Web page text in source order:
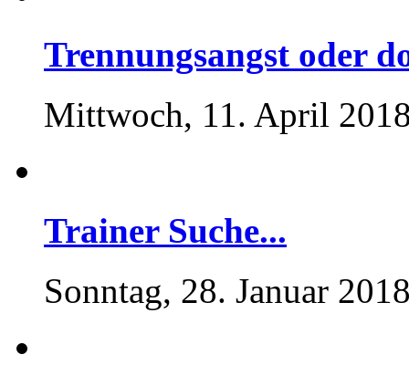
Trennungsangst oder
Mittwoch, 11. April
Trainer Suche...
Sonntag, 28. Januar